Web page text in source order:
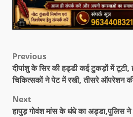
Previous
दीपांशु के सिर की हड्डी कई टुकड़ों में टूटी,
चिकित्सकों ने पेट में रखी, तीसरे ऑपरेशन
Next
हापुड़ गोवंश मांस के धंधे का अड्डा,पुलिस ने